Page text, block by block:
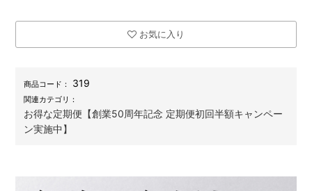
お気に入り
商品コード： 319
関連カテゴリ：
お得な定期便【創業50周年記念 定期便初回半額キャンペー
ン実施中】